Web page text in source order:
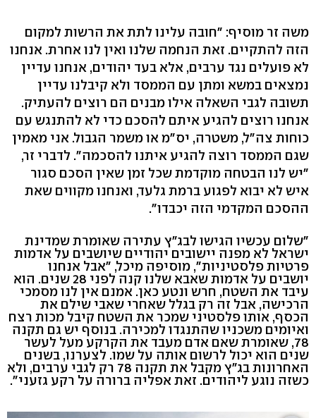
משה זר מוסיף: "חובה עלינו לתת את הרשות למקום
הזה להתקיים. זאת הנחמה שלנו ואין לנו אחרת. אנחנו
לא פועלים נגד ערבים, אלא בעד יהודים, אנחנו עדיין
נמצאים במשא ומתן עם הממסד ולא קיבלנו עדיין
תשובה לגבי השאלה אילו מבנים הם רוצים להעתיק.
אנחנו רוצים להגיע איתם להסכם כדי לא להתנגש עם
כוחות צה"ל, משטרה, יס"מ או משמר הגבול. אני מאמין
שגם הממסד רוצה להגיע איתנו להסכמה". לדברי זר,
"יש לנו הבטחה מוקדמת שכל זמן שאין הסכם סגור
איש לא יבוא לפגוע ברמת גלעד, ואנחנו מקווים שאת
ההסכם המקדמי הזה יכבדו".
"שלום עכשיו הגישו לבג"ץ עתירה שאומרת שמדינת
ישראל לא מפנה יישובים יהודיים שיושבים על אדמות
פרטיות פלסטיניות", מוסיפה מיכל, "אבל אנחנו
יושבים על אדמות שאבא שלנו קנה לפני 28 שנים. הוא
עיבד את השטח, חרש ונטע כאן. אמנם אין לנו מסמכי
הרכישה, אבל זה רק בגלל שאחרי שאבי שילם את
הכסף, אותו פלסטיני שמכר את השטח קיבל מכות רצח
ואיומים משכניו שהתנגדו למכירה. בנוסף יש גם תקנה
78, שאומרת שאם אדם מעבד את הקרקע מעל לעשר
שנים הוא יכול לרשום אותה על שמו. לצערנו, בשנים
האחרונות בג"ץ מקבל את תקנה 78 רק לגבי ערבים, ולא
כשזה נוגע ליהודים. זאת אפליה ברורה על רקע גזעני".